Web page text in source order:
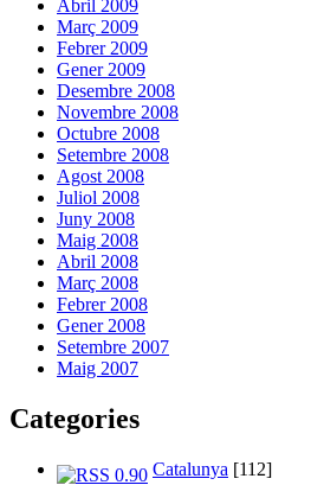
Abril 2009
Març 2009
Febrer 2009
Gener 2009
Desembre 2008
Novembre 2008
Octubre 2008
Setembre 2008
Agost 2008
Juliol 2008
Juny 2008
Maig 2008
Abril 2008
Març 2008
Febrer 2008
Gener 2008
Setembre 2007
Maig 2007
Categories
Catalunya [112]